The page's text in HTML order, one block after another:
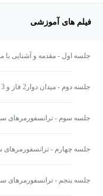
فیلم های آموزشی
جلسه اول - مقدمه و آشنایی با
جلسه دوم - میدان دوار2 فاز و 3 فاز، ترانسفورمرهای سه فاز
جلسه سوم - ترانسفورمرهای سه
جلسه چهارم - ترانسفورمرهای
جلسه پنجم - ترانسفورمرهای